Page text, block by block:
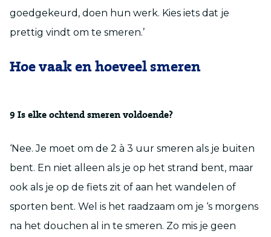
goedgekeurd, doen hun werk. Kies iets dat je
prettig vindt om te smeren.’
Hoe vaak en hoeveel smeren
9 Is elke ochtend smeren voldoende?
‘Nee. Je moet om de 2 à 3 uur smeren als je buiten
bent. En niet alleen als je op het strand bent, maar
ook als je op de fiets zit of aan het wandelen of
sporten bent. Wel is het raadzaam om je ‘s morgens
na het douchen al in te smeren. Zo mis je geen